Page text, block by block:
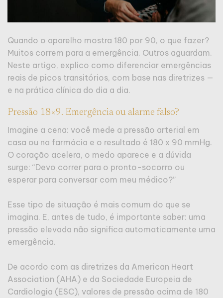
Quando o aparelho mostra 180 por 90, o que fazer?
Muitos correm para a emergência. Outros aguardam.
Neste artigo, explico como diferenciar emergências
reais de picos transitórios, com base nas diretrizes —
e na prática clínica do dia a dia.
Pressão 18×9. Emergência ou alarme falso?
Imagine a cena: você mede a pressão arterial em
casa ou na farmácia e o resultado é 180 x 90 mmHg.
O coração acelera, o medo aparece e a dúvida
surge: “Devo correr para o pronto-socorro ou
esperar para conversar com meu médico?”
Esse tipo de situação é mais comum do que se
imagina. E, antes de tudo, é importante saber: uma
pressão elevada não significa automaticamente uma
emergência.
De acordo com as diretrizes da American Heart
Association (AHA) e da Sociedade Europeia de
Cardiologia (ESC), valores de pressão acima de 180